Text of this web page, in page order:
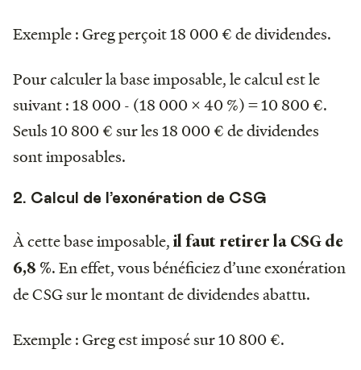
Exemple : Greg perçoit 18 000 € de dividendes.
Pour calculer la base imposable, le calcul est le
suivant : 18 000 - (18 000 x 40 %) = 10 800 €.
Seuls 10 800 € sur les 18 000 € de dividendes
sont imposables.
2. Calcul de l’exonération de CSG
À cette base imposable, il faut retirer la CSG de
6,8 %. En effet, vous bénéficiez d’une exonération
de CSG sur le montant de dividendes abattu.
Exemple : Greg est imposé sur 10 800 €.